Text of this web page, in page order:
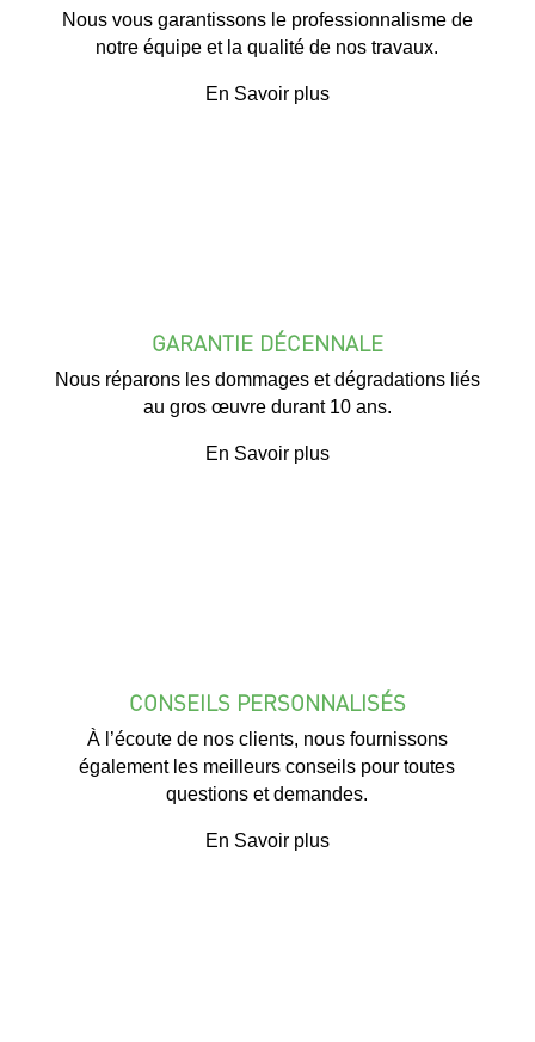
Nous vous garantissons le professionnalisme de
notre équipe et la qualité de nos travaux.
En Savoir plus
GARANTIE DÉCENNALE
Nous réparons les dommages et dégradations liés
au gros œuvre durant 10 ans.
En Savoir plus
CONSEILS PERSONNALISÉS
À l’écoute de nos clients, nous fournissons
également les meilleurs conseils pour toutes
questions et demandes.
En Savoir plus